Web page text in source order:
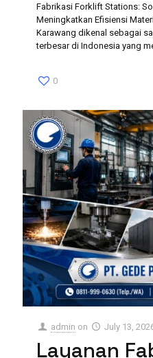
Fabrikasi Forklift Stations:
Meningkatkan Efisiensi
Karawang dikenal sebagai
terbesar di Indonesia yang
0
admin on July 13,
Layanan